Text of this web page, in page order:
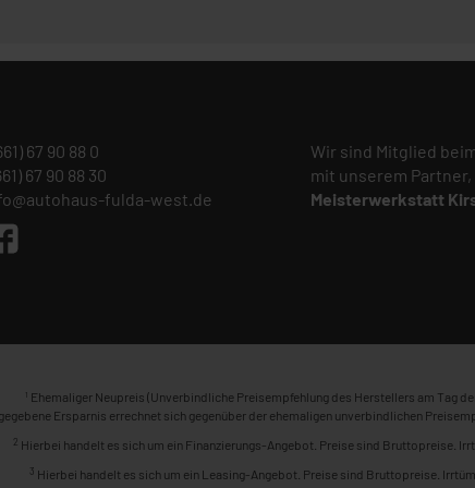
67 90 88 0
67 90 88 30
fulda-west.de
Wir sind Mitglied
mit unserem Partner,
Meisterwerkstatt
1 Ehemaliger Neupreis (Unverbindliche Preisempfehlung des Herstellers am Tag
Ersparnis errechnet sich gegenüber der ehemaligen unverbindlichen
2 Hierbei handelt es sich um ein Finanzierungs-Angebot. Preise sind Bruttopreise.
3 Hierbei handelt es sich um ein Leasing-Angebot. Preise sind Bruttopreise.